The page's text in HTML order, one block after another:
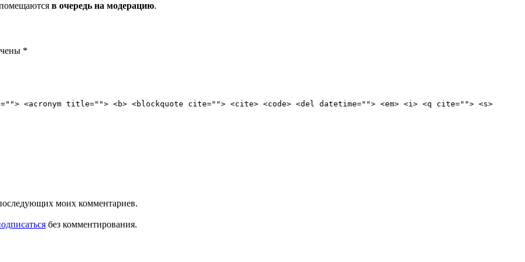
в очередь на модерацию.
*
<acronym title=""> <b> <blockquote cite=""> <cite> <code> <del datetime=""> <em> <i> <q cite=""> <s>
моих комментариев.
без комментирования.